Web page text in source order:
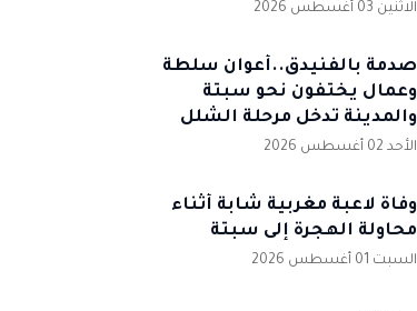
الاثنين 03 أغسطس 2026
صدمة بالفنيدق..أعوان سلطة
وعمال يختفون نحو سبتة
والمدينة تدخل مرحلة الشلل
الأحد 02 أغسطس 2026
وفاة لاعبة مغربية شابة أثناء
محاولة الهجرة إلى سبتة
السبت 01 أغسطس 2026